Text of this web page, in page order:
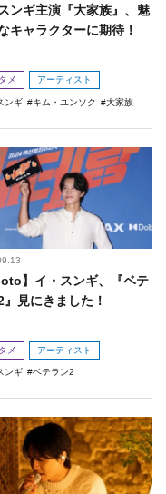
ンギ主演『大家族』、魅
キャラクターに期待！
メ アーティスト
ンギ キム・ユンソク 大家族
】イ・スンギ、『ベテ
』見にきました！
メ アーティスト
ンギ ベテラン2